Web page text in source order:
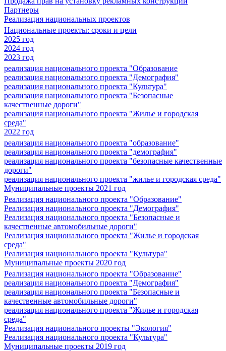
Партнеры
Реализация национальных проектов
Национальные проекты: сроки и цели
2025 год
2024 год
2023 год
реализация национального проекта "Образование
реализация национального проекта "Демография"
реализация национального проекта "Культура"
реализация национального проекта "Безопасные
качественные дороги"
реализация национального проекта "Жилье и городская
среда"
2022 год
реализация национального проекта "образование"
реализация национального проекта "демография"
реализация национального проекта "безопасные качественные
дороги"
реализация национального проекта "жилье и городская среда"
Муниципальные проекты 2021 год
Реализация национального проекта "Образование"
Реализация национального проекта "Демография"
Реализация национального проекта "Безопасные и
качественные автомобильные дороги"
Реализация национального проекта "Жилье и городская
среда"
Реализация национального проекта "Культура"
Муниципальные проекты 2020 год
Реализация национального проекта "Образование"
реализация национального проекта "Демография"
реализация национального проекта "Безопасные и
качественные автомобильные дороги"
реализация национального проекта "Жилье и городская
среда"
Реализация национального проекты "Экология"
Реализация национального проекта "Культура"
Муниципальные проекты 2019 год